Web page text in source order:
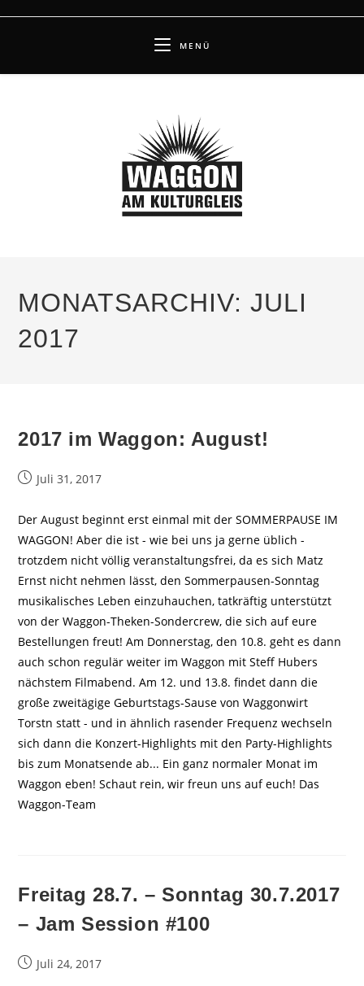
MENÜ
MONATSARCHIV: JULI
2017
2017 im Waggon: August!
BeitragJuli 31, 2017
Der August beginnt erst einmal mit der SOMMERPAUSE IM
WAGGON! Aber die ist - wie bei uns ja gerne üblich -
trotzdem nicht völlig veranstaltungsfrei, da es sich Matz
Ernst nicht nehmen lässt, den Sommerpausen-Sonntag
musikalisches Leben einzuhauchen, tatkräftig unterstützt
von der Waggon-Theken-Sondercrew, die sich auf eure
Bestellungen freut! Am Donnerstag, den 10.8. geht es dann
auch schon regulär weiter im Waggon mit Steff Hubers
nächstem Filmabend. Am 12. und 13.8. findet dann die
große zweitägige Geburtstags-Sause von Waggonwirt
Torstn statt - und in ähnlich rasender Frequenz wechseln
sich dann die Konzert-Highlights mit den Party-Highlights
bis zum Monatsende ab... Ein ganz normaler Monat im
Waggon eben! Schaut rein, wir freun uns auf euch! Das
Waggon-Team
Freitag 28.7. – Sonntag 30.7.2017
– Jam Session #100
BeitragJuli 24, 2017